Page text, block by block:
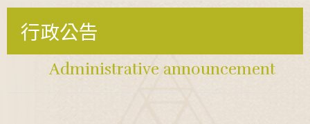
行政公告
Administrative announcement